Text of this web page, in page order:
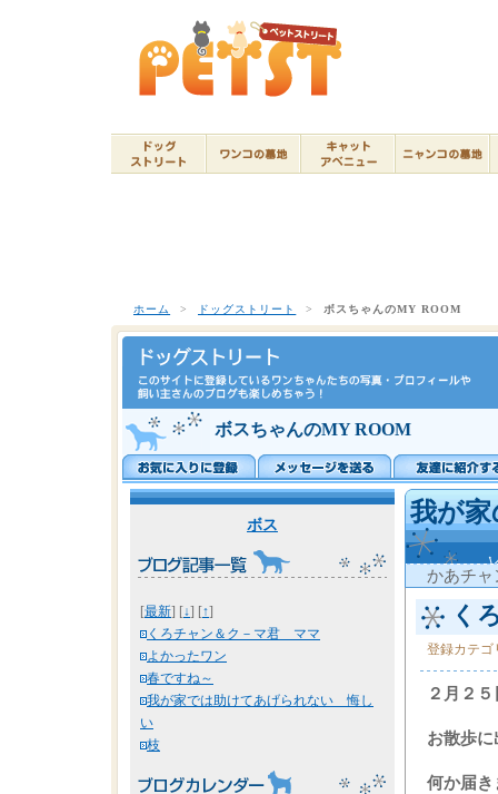
ホーム > ドッグストリート > ボスちゃんのMY ROOM
ボスちゃんのMY ROOM
ボス
[最新] [↓] [↑]
くろチャン＆ク－マ君 ママ
よかったワン
春ですね～
我が家では助けてあげられない 悔し
い
枝
我が
かあチャ
く
登録カテゴ
２月２
お散歩
何か届き